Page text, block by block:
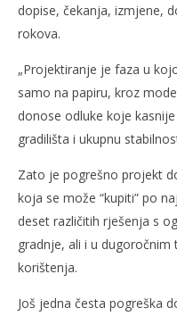
dopise, čekanja, izmjene,
rokova.
„Projektiranje je faza u
samo na papiru, kroz
donose odluke koje
gradilišta i ukupnu
Zato je pogrešno projekt
koja se može “kupiti” po
deset različitih rješenja s
gradnje, ali i u
korištenja.
Još jedna česta pogreška